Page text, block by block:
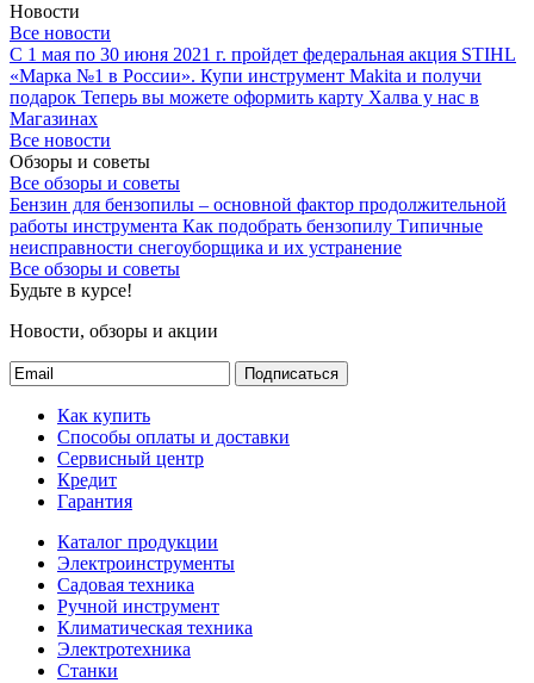
Новости
Все новости
С 1 мая по 30 июня 2021 г. пройдет федеральная акция STIHL
«Марка №1 в России». Купи инструмент Makita и получи
подарок Теперь вы можете оформить карту Халва у нас в
Магазинах
Все новости
Обзоры и советы
Все обзоры и советы
Бензин для бензопилы – основной фактор продолжительной
работы инструмента Как подобрать бензопилу Типичные
неисправности снегоуборщика и их устранение
Все обзоры и советы
Будьте в курсе!
Новости, обзоры и акции
Подписаться
Как купить
Способы оплаты и доставки
Сервисный центр
Кредит
Гарантия
Каталог продукции
Электроинструменты
Садовая техника
Ручной инструмент
Климатическая техника
Электротехника
Станки